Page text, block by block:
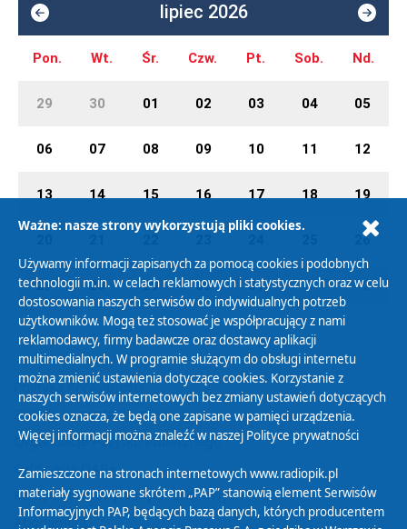
lipiec 2026
Pon. Wt. Śr. Czw. Pt. Sob. Nd.
29 30 01 02 03 04 05
06 07 08 09 10 11 12
13 14 15 16 17 18 19
26
27 28 29 30 31 01 02
Polityka Prywatności
Zasady korzystania z Serwisu
Organizacje Pożytku Publicznego
Cyfryzacja DAB+
Polityka ochrony danych osobowych
Abonament
Ważne: nasze strony wykorzystują pliki cookies.
Używamy informacji zapisanych za pomocą cookies i podobnych
technologii m.in. w celach reklamowych i statystycznych oraz w celu
dostosowania naszych serwisów do indywidualnych potrzeb
użytkowników. Mogą też stosować je współpracujący z nami
reklamodawcy, firmy badawcze oraz dostawcy aplikacji
multimedialnych. W programie służącym do obsługi internetu
można zmienić ustawienia dotyczące cookies. Korzystanie z
naszych serwisów internetowych bez zmiany ustawień dotyczących
cookies oznacza, że będą one zapisane w pamięci urządzenia.
Więcej informacji można znaleźć w naszej Polityce prywatności
Zamieszczone na stronach internetowych www.radiopik.pl
materiały sygnowane skrótem „PAP” stanowią element Serwisów
Informacyjnych PAP, będących bazą danych, których producentem